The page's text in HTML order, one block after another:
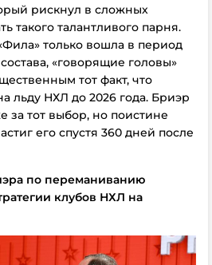
рискнул в сложных
такого талантливого парня.
только вошла в период
«говорящие головы»
тот факт, что
льду НХЛ до 2026 года. Бриэр
за тот выбор, но поистине
его спустя 360 дней после
по переманиванию
клубов НХЛ на